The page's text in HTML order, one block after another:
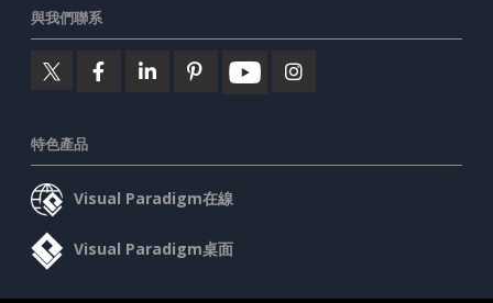
與我們聯系
特色產品
Visual Paradigm在線
Visual Paradigm桌面